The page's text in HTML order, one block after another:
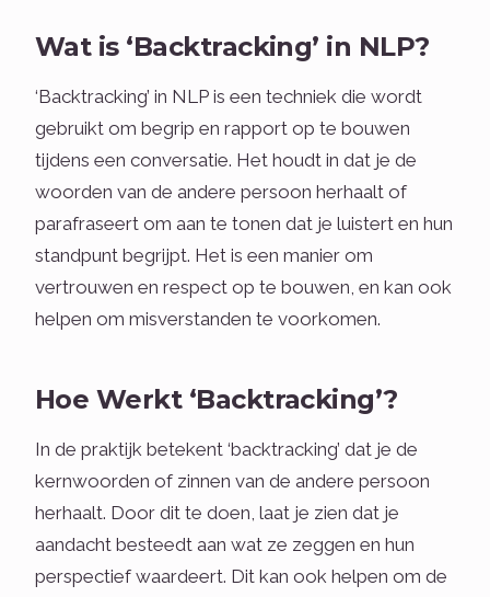
Wat is ‘Backtracking’ in NLP?
‘Backtracking’ in NLP is een techniek die wordt
gebruikt om begrip en rapport op te bouwen
tijdens een conversatie. Het houdt in dat je de
woorden van de andere persoon herhaalt of
parafraseert om aan te tonen dat je luistert en hun
standpunt begrijpt. Het is een manier om
vertrouwen en respect op te bouwen, en kan ook
helpen om misverstanden te voorkomen.
Hoe Werkt ‘Backtracking’?
In de praktijk betekent ‘backtracking’ dat je de
kernwoorden of zinnen van de andere persoon
herhaalt. Door dit te doen, laat je zien dat je
aandacht besteedt aan wat ze zeggen en hun
perspectief waardeert. Dit kan ook helpen om de